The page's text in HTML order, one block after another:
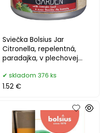
Sviečka Bolsius Jar
Citronella, repelentná,
paradajka, v plechovej
skladom 376 ks
1.52 €